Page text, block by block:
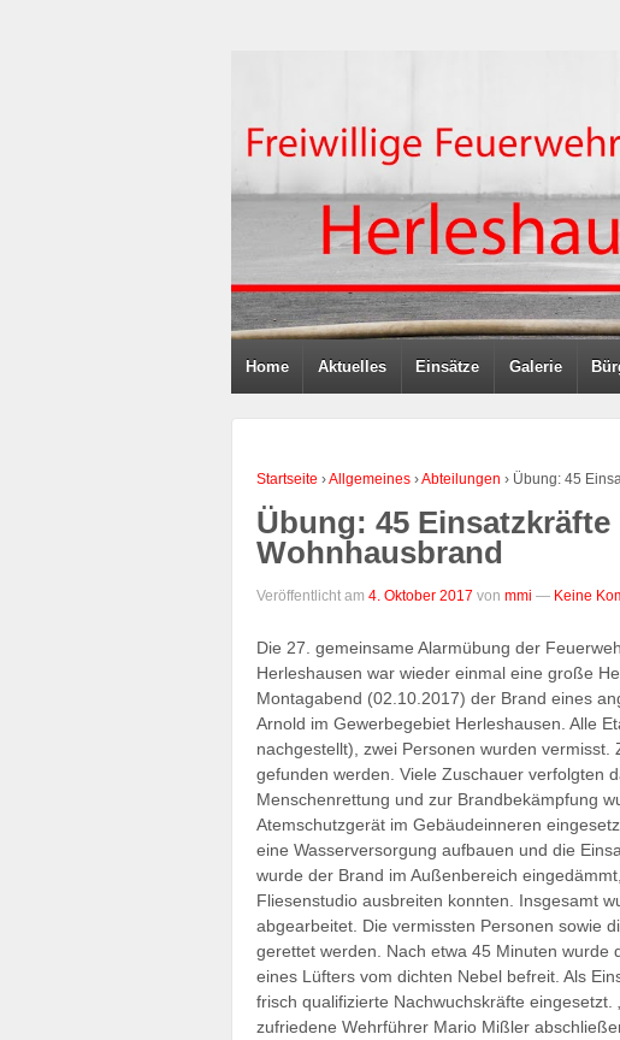
Home Aktuelles Einsätze Galerie
Startseite ›Allgemeines ›Abteilungen › Übung: 45
Übung: 45 Einsatzkräfte
Wohnhausbrand
Veröffentlicht am 4. Oktober 2017 von mmi — Keine
Die 27. gemeinsame Alarmübung der
Herleshausen war wieder einmal eine große
Montagabend (02.10.2017) der Brand eines
Arnold im Gewerbegebiet Herleshausen. Alle
nachgestellt), zwei Personen wurden
gefunden werden. Viele Zuschauer verfolgten
Menschenrettung und zur Brandbekämpfung
Atemschutzgerät im Gebäudeinneren
eine Wasserversorgung aufbauen und die
wurde der Brand im Außenbereich
Fliesenstudio ausbreiten konnten. Insgesamt
abgearbeitet. Die vermissten Personen sowie
gerettet werden. Nach etwa 45 Minuten wurde
eines Lüfters vom dichten Nebel befreit. Als
frisch qualifizierte Nachwuchskräfte
zufriedene Wehrführer Mario Mißler